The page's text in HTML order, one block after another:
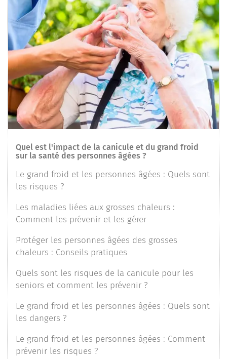
Quel est l'impact de la canicule et du grand froid
sur la santé des personnes âgées ?
Le grand froid et les personnes âgées : Quels sont
les risques ?
Les maladies liées aux grosses chaleurs :
Comment les prévenir et les gérer
Protéger les personnes âgées des grosses
chaleurs : Conseils pratiques
Quels sont les risques de la canicule pour les
seniors et comment les prévenir ?
Le grand froid et les personnes âgées : Quels sont
les dangers ?
Le grand froid et les personnes âgées : Comment
prévenir les risques ?